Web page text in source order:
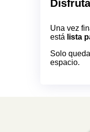
Una vez
está lista
Solo
espacio.